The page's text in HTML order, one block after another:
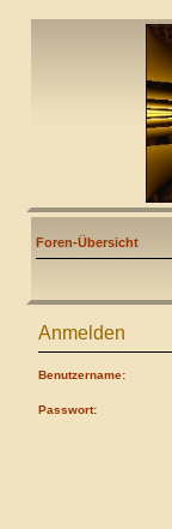
Foren-Übersicht
Anmelden
Benutzername:
Passwort: